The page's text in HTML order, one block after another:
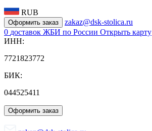
RUB
Оформить заказ
zakaz@dsk-stolica.ru
0 доставок ЖБИ по России Открыть карту
ИНН:
7721823772
БИК:
044525411
Оформить заказ